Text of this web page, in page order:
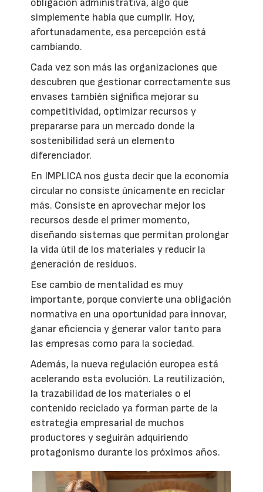
simplemente había que cumplir. Hoy,
afortunadamente, esa percepción está
cambiando.
Cada vez son más las organizaciones que
descubren que gestionar correctamente sus
envases también significa mejorar su
competitividad, optimizar recursos y
prepararse para un mercado donde la
sostenibilidad será un elemento
diferenciador.
En IMPLICA nos gusta decir que la economía
circular no consiste únicamente en reciclar
más. Consiste en aprovechar mejor los
recursos desde el primer momento,
diseñando sistemas que permitan prolongar
la vida útil de los materiales y reducir la
generación de residuos.
Ese cambio de mentalidad es muy
importante, porque convierte una obligación
normativa en una oportunidad para innovar,
ganar eficiencia y generar valor tanto para
las empresas como para la sociedad.
Además, la nueva regulación europea está
acelerando esta evolución. La reutilización,
la trazabilidad de los materiales o el
contenido reciclado ya forman parte de la
estrategia empresarial de muchos
productores y seguirán adquiriendo
protagonismo durante los próximos años.